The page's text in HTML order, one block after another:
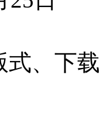
式、下